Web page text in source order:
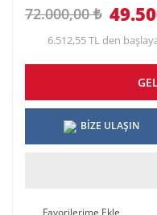
72.000,00 ₺
6.512,55 TL den
BİZE ULAŞIN